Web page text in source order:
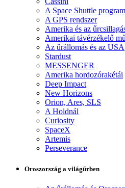
A Space Shuttle program
A GPS rendszer
Amerika és az
Amerikai távérzékelő
Az űrállomás és az USA
Stardust
MESSENGER
Amerika hordozórakétái
Deep Impact
New Horizons
Orion, Ares, SLS
A Holdnál
Curiosity
SpaceX
Artemis
Perseverance
Oroszország a világűrben